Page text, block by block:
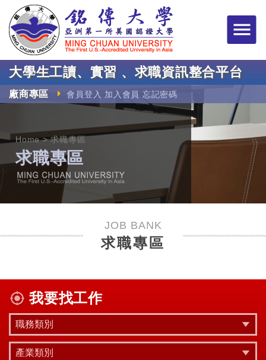
大學生工讀、實習 、求職資訊整合平台
廠商專區 會員登入 加入會員 忘記密碼
Home 求職專區
求職專區
JOB BANK
求職專區
我要找工作